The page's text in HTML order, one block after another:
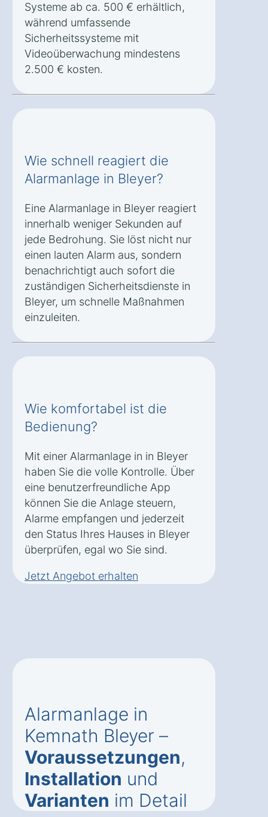
Systeme ab ca. 500 € erhältlich,
während umfassende
Sicherheitssysteme mit
Videoüberwachung mindestens
2.500 € kosten.
Wie schnell reagiert die
Alarmanlage in Bleyer?
Eine Alarmanlage in Bleyer reagiert
innerhalb weniger Sekunden auf
jede Bedrohung. Sie löst nicht nur
einen lauten Alarm aus, sondern
benachrichtigt auch sofort die
zuständigen Sicherheitsdienste in
Bleyer, um schnelle Maßnahmen
einzuleiten.
Wie komfortabel ist die
Bedienung?
Mit einer Alarmanlage in in Bleyer
haben Sie die volle Kontrolle. Über
eine benutzerfreundliche App
können Sie die Anlage steuern,
Alarme empfangen und jederzeit
den Status Ihres Hauses in Bleyer
überprüfen, egal wo Sie sind.
Jetzt Angebot erhalten
Alarmanlage in
Kemnath Bleyer –
Voraussetzungen,
Installation und
Varianten im Detail